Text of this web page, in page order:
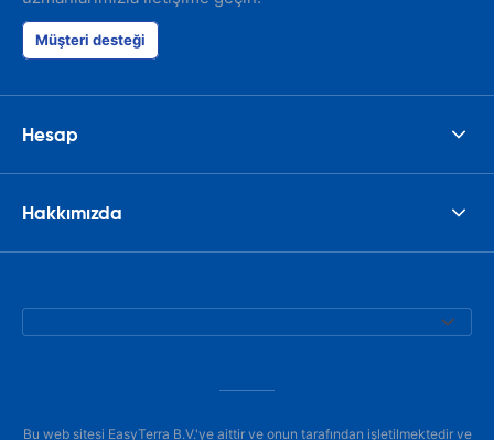
Müşteri desteği
Hesap
Hakkımızda
Bu web sitesi EasyTerra B.V.'ye aittir ve onun tarafından işletilmektedir ve